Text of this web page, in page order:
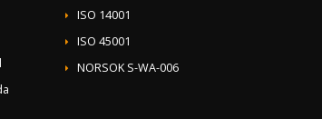
ISO 14001
ISO 45001
NORSOK S-WA-006